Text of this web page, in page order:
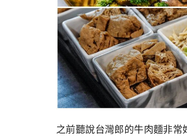
之前聽說台灣郎的牛肉麵非